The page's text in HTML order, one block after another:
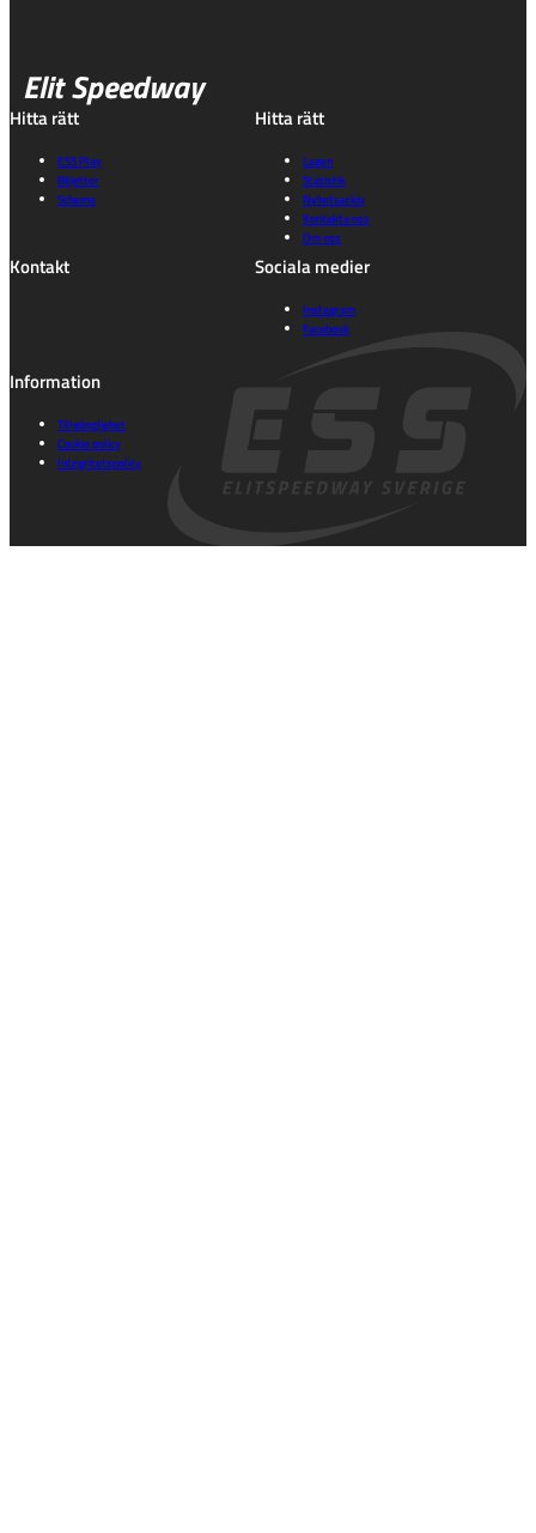
Elit Speedway
Hitta rätt
ESS Play
Biljetter
Schema
Hitta rätt
Lagen
Statistik
Nyhetsarkiv
Kontakta oss
Om oss
Kontakt Sociala medier
Instagram
Facebook
Information
Tillgänglighet
Cookie policy
Integritetspolicy